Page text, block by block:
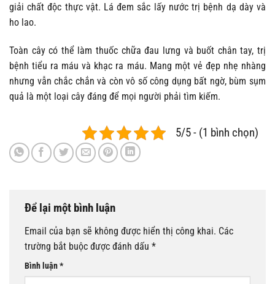
giải chất độc thực vật. Lá đem sắc lấy nước trị bệnh dạ dày và
ho lao.
Toàn cây có thể làm thuốc chữa đau lưng và buốt chân tay, trị
bệnh tiểu ra máu và khạc ra máu. Mang một vẻ đẹp nhẹ nhàng
nhưng vẫn chắc chắn và còn vô số công dụng bất ngờ, bùm sụm
quả là một loại cây đáng để mọi người phải tìm kiếm.
5/5 - (1 bình chọn)
Để lại một bình luận
Email của bạn sẽ không được hiển thị công khai. Các
trường bắt buộc được đánh dấu *
Bình luận*